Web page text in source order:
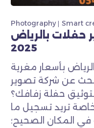
Smart
Photography
بالرياض
2025
بأسعار مغرية
عن شركة تصوير
حفلة زفافك؟
تريد تسجيل ما
في المكان الصحيح؛